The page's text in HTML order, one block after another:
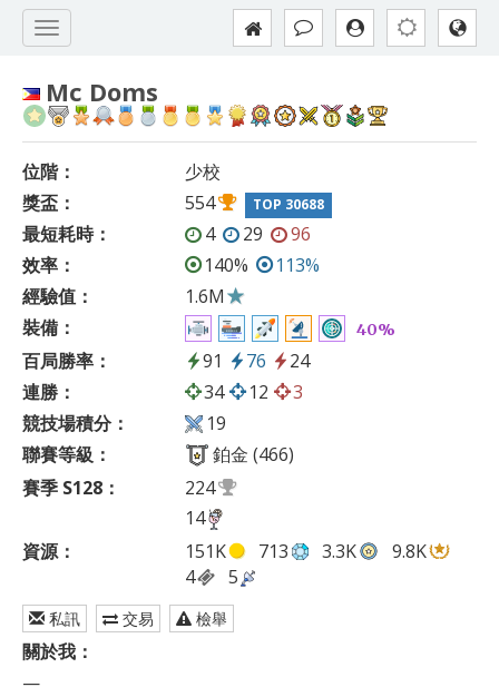
Mc Doms
位階：
少校
獎盃：
554 TOP 30688
最短耗時： 4 29
96
效率：
140%
113%
經驗值：
1.6M
裝備：
40%
百局勝率： 91 76
24
連勝：
34 12
3
競技場積分：
19
聯賽等級：
鉑金 (466)
賽季 S128：
224
14
資源：
151K 713 3.3K
9.8K
4
5
私訊 交易 檢舉
關於我：
—